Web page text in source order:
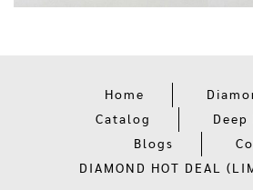
Home
Catalog
Blogs
DIAMOND HOT DEAL